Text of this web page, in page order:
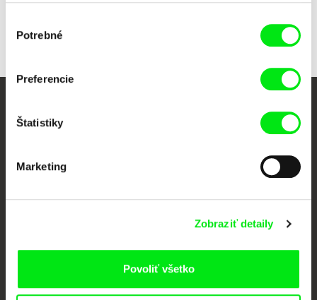
súhlasu
Potrebné
Preferencie
Štatistiky
Marketing
Zobraziť detaily
Povoliť všetko
Členovia Doc Alliance